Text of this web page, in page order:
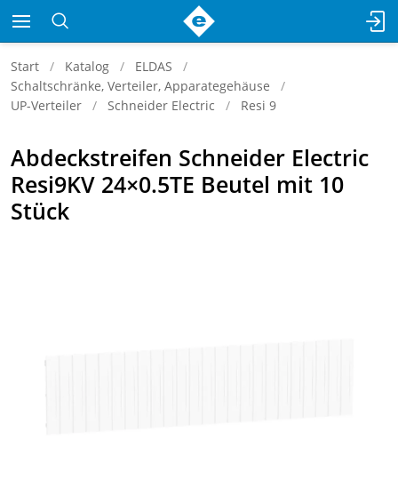
Start Katalog
ELDAS
Schaltschränke, Verteiler, Apparategehäuse
UP-Verteiler
Schneider Electric Resi 9
Abdeckstreifen Schneider Electric
Resi9KV 24×0.5TE Beutel mit 10
Stück